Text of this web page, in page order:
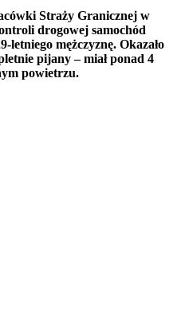
Straży Granicznej w
drogowej samochód
letniego mężczyznę. Okazało
pijany – miał ponad 4
powietrzu.